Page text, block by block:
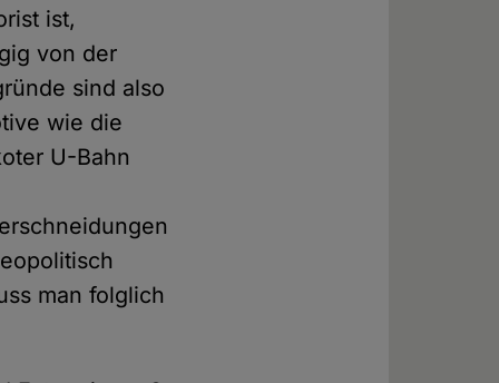
ist,
von der
sind also
wie die
U-Bahn
man folglich